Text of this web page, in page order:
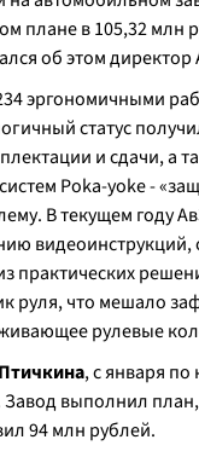
в организации
6 разряда цеха
и
предложение по
снизить объемы
место в третьей
организовать
центраРустам
направлению
металлопроката при
составил почти350
плане в 105,32 млн
об этом директор
эргономичными
статус
и сдачи, а
Poka-yoke -
В текущем году
видеоинструкций,
практических
руля, что мешало
рулевые
, с января
выполнил
94 млн рублей.